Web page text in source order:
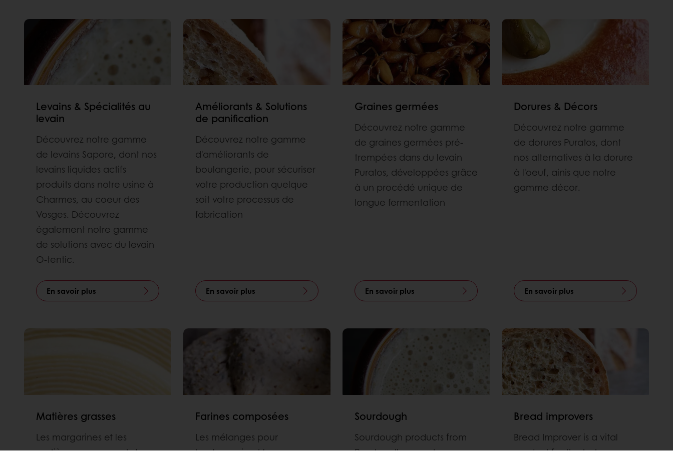
Levains & Spécialités au
levain
Découvrez notre gamme
de levains Sapore, dont nos
levains liquides actifs
produits dans notre usine à
Charmes, au coeur des
Vosges. Découvrez
également notre gamme
de solutions avec du levain
O-tentic.
En savoir plus
Améliorants & Solutions
de panification
Découvrez notre gamme
d'améliorants de
boulangerie, pour sécuriser
votre production quelque
soit votre processus de
fabrication
En savoir plus
Graines germées
Découvrez notre gamme
de graines germées pré-
trempées dans du levain
Puratos, développées grâce
à un procédé unique de
longue fermentation
En savoir plus
Dorures & Décors
Découvrez notre gamme
de dorures Puratos, dont
nos alternatives à la dorure
à l'oeuf, ainis que notre
gamme décor.
En savoir plus
Matières grasses
Les margarines et les
matières grasses sont des
Farines composées
Les mélanges pour
boulangerie et les
Sourdough
Sourdough products from
Puratos allow you to
Bread improvers
Bread Improver is a vital
product for the bakery